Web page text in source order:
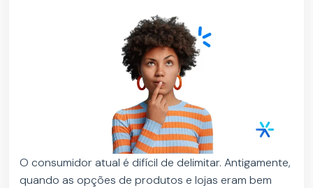
O consumidor atual é difícil de delimitar. Antigamente,
quando as opções de produtos e lojas eram bem